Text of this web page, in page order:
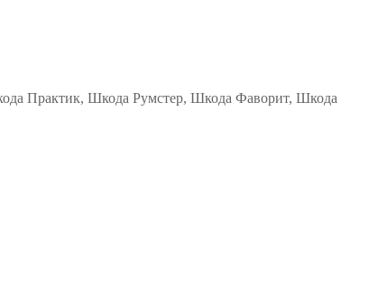
Практик, Шкода Румстер, Шкода Фаворит, Шкода